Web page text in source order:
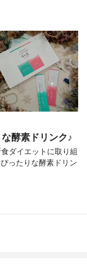
酵素ドリンク♪
ダイエットに取り組
ったりな酵素ドリン